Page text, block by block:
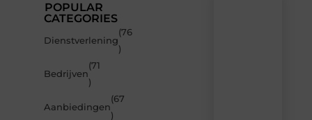
POPULAR
CATEGORIES
Dienstverlening
(76
)
Bedrijven
(71
)
Aanbiedingen
(67
)